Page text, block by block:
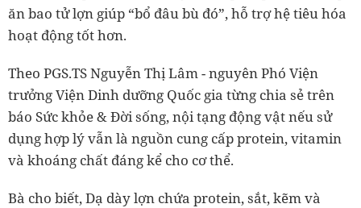
ăn bao tử lợn giúp “bổ đâu bù đó”, hỗ trợ hệ tiêu hóa
hoạt động tốt hơn.
Theo PGS.TS Nguyễn Thị Lâm - nguyên Phó Viện
trưởng Viện Dinh dưỡng Quốc gia từng chia sẻ trên
báo Sức khỏe & Đời sống, nội tạng động vật nếu sử
dụng hợp lý vẫn là nguồn cung cấp protein, vitamin
và khoáng chất đáng kể cho cơ thể.
Bà cho biết, Dạ dày lợn chứa protein, sắt, kẽm và